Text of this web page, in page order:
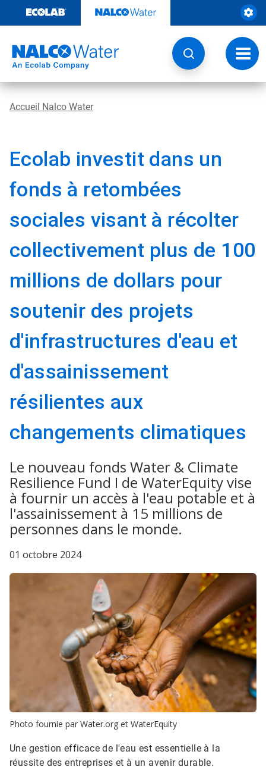
contenu​​​​​​​
à
Accueil Nalco Water
Ecolab investit dans un
fonds à retombées
sociales visant à récolter
collectivement plus de 100
millions de dollars pour
soutenir des projets
d'infrastructures d'eau et
d'assainissement
résilientes aux
changements climatiques
Le nouveau fonds Water & Climate
Resilience Fund I de WaterEquity vise
à fournir un accès à l'eau potable et à
l'assainissement à 15 millions de
personnes dans le monde.​​​​​​​
01 octobre 2024
Photo fournie par Water.org et WaterEquity​​​​​​​
Une gestion efficace de l'eau est essentielle à la
réussite des entreprises et à un avenir durable.